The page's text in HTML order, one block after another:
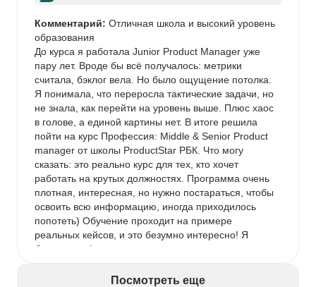
Комментарий: Отличная школа и высокий уровень
образования
До курса я работала Junior Product Manager уже
пару лет. Вроде бы всё получалось: метрики
считала, бэклог вела. Но было ощущение потолка.
Я понимала, что переросла тактические задачи, но
не знала, как перейти на уровень выше. Плюс хаос
в голове, а единой картины нет. В итоге решила
пойти на курс Профессия: Middle & Senior Product
manager от школы ProductStar РБК. Что могу
сказать: это реально курс для тех, кто хочет
работать на крутых должностях. Программа очень
плотная, интересная, но нужно постараться, чтобы
освоить всю информацию, иногда приходилось
попотеть) Обучение проходит на примере
реальных кейсов, и это безумно интересно! Я
брала тариф с индивидуальными консультациями,
мои запросы, указывал на ошибки и давал
Посмотреть еще